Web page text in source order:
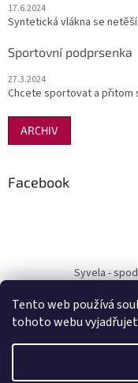
Tento web používá
tohoto webu
17.6.2024
Syntetická vlákna se
Sportovní podprsenka
27.3.2024
Chcete sportovat a přitom
ARCHIV
Facebook
Syvela -